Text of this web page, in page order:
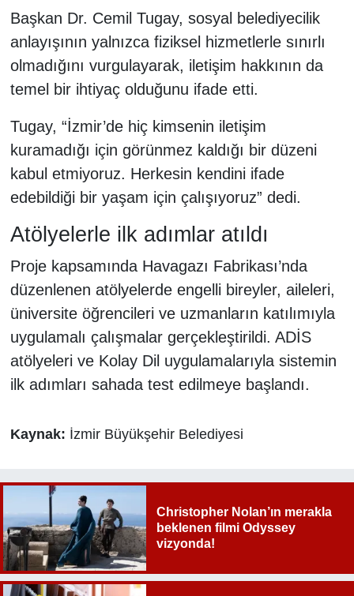
Başkan Dr. Cemil Tugay, sosyal belediyecilik
anlayışının yalnızca fiziksel hizmetlerle sınırlı
olmadığını vurgulayarak, iletişim hakkının da
temel bir ihtiyaç olduğunu ifade etti.
Tugay, “İzmir’de hiç kimsenin iletişim
kuramadığı için görünmez kaldığı bir düzeni
kabul etmiyoruz. Herkesin kendini ifade
edebildiği bir yaşam için çalışıyoruz” dedi.
Atölyelerle ilk adımlar atıldı
Proje kapsamında Havagazı Fabrikası’nda
düzenlenen atölyelerde engelli bireyler, aileleri,
üniversite öğrencileri ve uzmanların katılımıyla
uygulamalı çalışmalar gerçekleştirildi. ADİS
atölyeleri ve Kolay Dil uygulamalarıyla sistemin
ilk adımları sahada test edilmeye başlandı.
Kaynak: İzmir Büyükşehir Belediyesi
Christopher Nolan’ın merakla
beklenen filmi Odyssey
vizyonda!